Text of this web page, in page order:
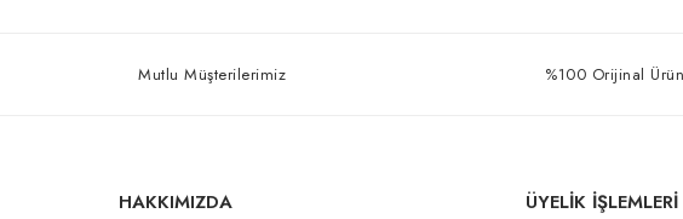
Mutlu Müşterilerimiz %100 Orijinal
HAKKIMIZDA ÜYELİK İŞLEMLERİ